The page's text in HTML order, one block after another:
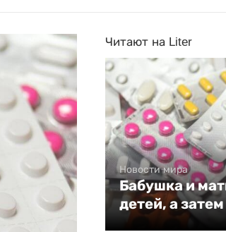
Читают на Liter
Новости мира
Бабушка и
детей, а